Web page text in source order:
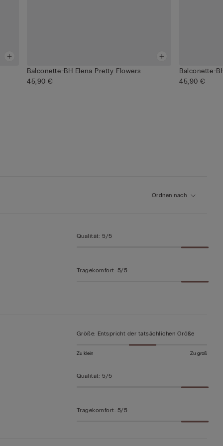
Balconette-BH Elena Pretty Flowers
45,90 €
Balconette-
45,90 €
Ordnen nach
Qualität: 5/5
Tragekomfort: 5/5
Größe: Entspricht der tatsächlichen Größe
Zu klein Zu groß
Qualität: 5/5
Tragekomfort: 5/5